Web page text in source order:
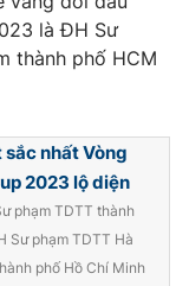
là ĐH Sư
thành phố HCM
nhất Vòng
2023 lộ diện
phạm TDTT thành
Sư phạm TDTT Hà
phố Hồ Chí Minh